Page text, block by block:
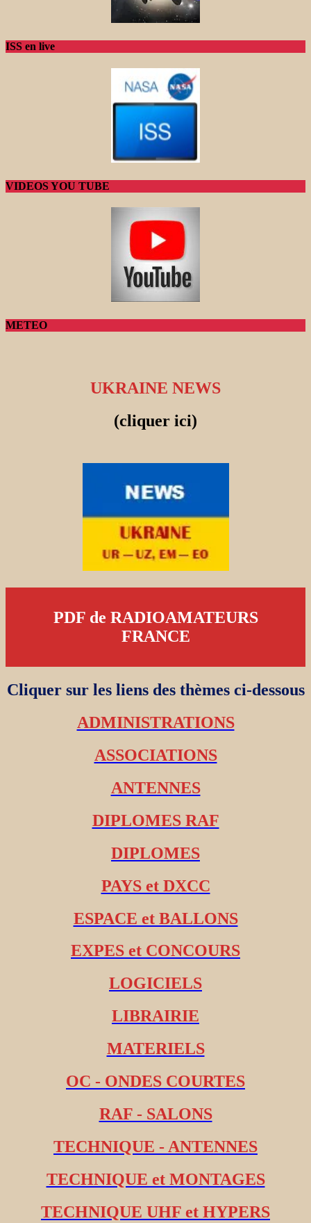
ISS en live
VIDEOS YOU TUBE
METEO
UKRAINE NEWS
(cliquer ici)
PDF de RADIOAMATEURS
FRANCE
Cliquer sur les liens des thèmes ci-dessous
ADMINISTRATIONS
ASSOCIATIONS
ANTENNES
DIPLOMES RAF
DIPLOMES
PAYS et DXCC
ESPACE et BALLONS
EXPES et CONCOURS
LOGICIELS
LIBRAIRIE
MATERIELS
OC - ONDES COURTES
RAF - SALONS
TECHNIQUE - ANTENNES
TECHNIQUE et MONTAGES
TECHNIQUE UHF et HYPERS